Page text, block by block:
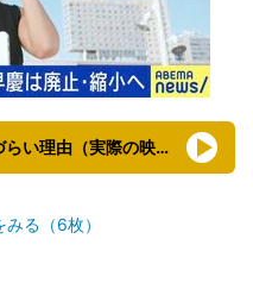
【映像】企業が帰国子女を使いづらい理由（実際の映像）
る（6枚）